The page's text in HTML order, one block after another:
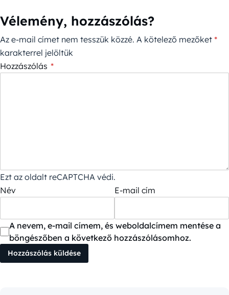
Vélemény, hozzászólás?
Az e-mail címet nem tesszük közzé. A kötelező mezőket *
karakterrel jelöltük
Hozzászólás *
Ezt az oldalt reCAPTCHA védi.
Név
E-mail cím
A nevem, e-mail címem, és weboldalcímem mentése a
böngészőben a következő hozzászólásomhoz.